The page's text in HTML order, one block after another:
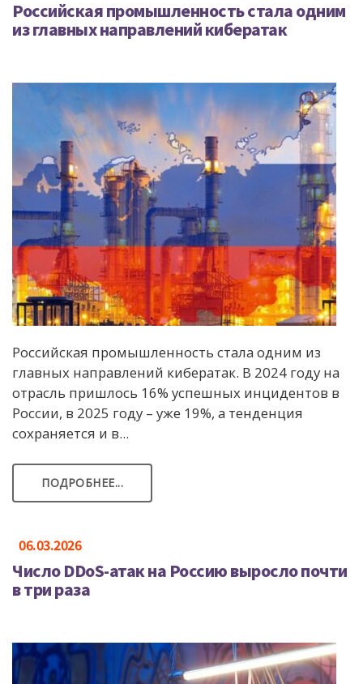
Российская промышленность стала одним
из главных направлений кибератак
Российская промышленность стала одним из
главных направлений кибератак. В 2024 году на
отрасль пришлось 16% успешных инцидентов в
России, в 2025 году – уже 19%, а тенденция
сохраняется и в...
ПОДРОБНЕЕ...
06.03.2026
Число DDoS-атак на Россию выросло почти
в три раза